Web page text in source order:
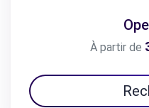
À partir de